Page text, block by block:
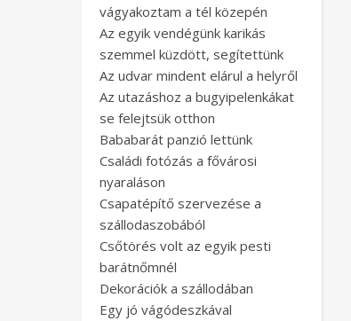
vágyakoztam a tél közepén
Az egyik vendégünk karikás
szemmel küzdött, segítettünk
Az udvar mindent elárul a helyről
Az utazáshoz a bugyipelenkákat
se felejtsük otthon
Bababarát panzió lettünk
Családi fotózás a fővárosi
nyaraláson
Csapatépítő szervezése a
szállodaszobából
Csőtörés volt az egyik pesti
barátnőmnél
Dekorációk a szállodában
Egy jó vágódeszkával